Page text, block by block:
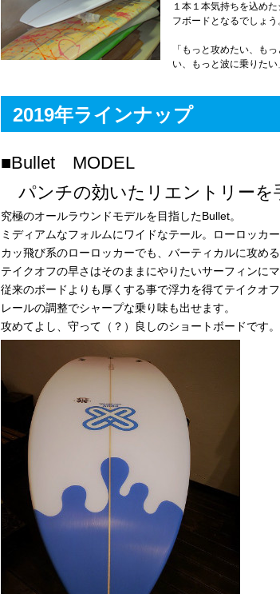
１本１本気持ちを込め
フボードとなるでしょう
「もっと攻めたい、も
い、もっと波に乗りたい
2019年ラインナップ
■Bullet MODEL
パンチの効いたリエントリーを
究極のオールラウンドモデルを目指したBullet。
ミディアムなフォルムにワイドなテール。ローロッカ
カッ飛び系のローロッカーでも、バーティカルに攻め
テイクオフの早さはそのままにやりたいサーフィンに
従来のボードよりも厚くする事で浮力を得てテイクオ
レールの調整でシャープな乗り味も出せます。
攻めてよし、守って（？）良しのショートボードです。